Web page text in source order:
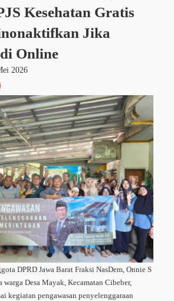
Kesehatan Gratis
Jika
Online
2026
DPRD Jawa Barat Fraksi NasDem, Onnie S
warga Desa Mayak, Kecamatan Cibeber,
kegiatan pengawasan penyelenggaraan